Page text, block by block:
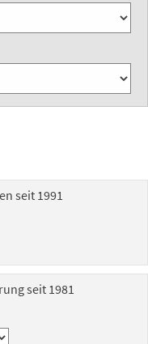
seit 1991
seit 1981